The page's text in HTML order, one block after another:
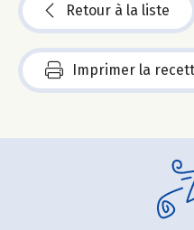
Retour à la liste
Imprimer la